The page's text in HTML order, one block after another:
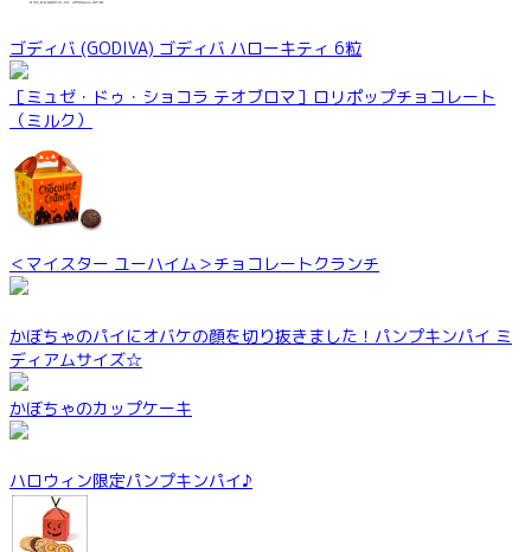
ゴディバ (GODIVA) ゴディバ ハローキティ 6粒
［ミュゼ・ドゥ・ショコラ テオブロマ］ロリポップチョコレート
（ミルク）
＜マイスター ユーハイム＞チョコレートクランチ
かぼちゃのパイにオバケの顔を切り抜きました！パンプキンパイ ミ
ディアムサイズ☆
かぼちゃのカップケーキ
ハロウィン限定パンプキンパイ♪